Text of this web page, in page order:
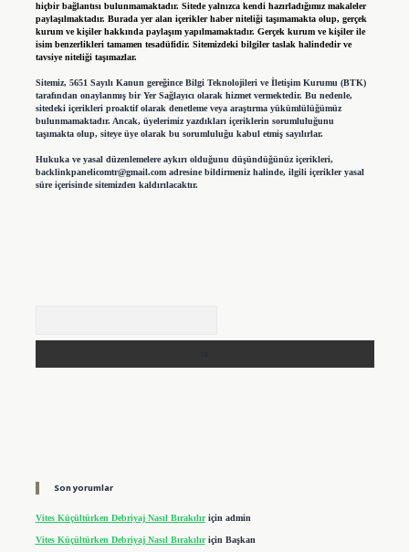
hiçbir bağlantısı bulunmamaktadır. Sitede yalnızca kendi hazırladığımız makaleler
paylaşılmaktadır. Burada yer alan içerikler haber niteliği taşımamakta olup, gerçek
kurum ve kişiler hakkında paylaşım yapılmamaktadır. Gerçek kurum ve kişiler ile
isim benzerlikleri tamamen tesadüfidir. Sitemizdeki bilgiler taslak halindedir ve
tavsiye niteliği taşımazlar.
Sitemiz, 5651 Sayılı Kanun gereğince Bilgi Teknolojileri ve İletişim Kurumu (BTK)
tarafından onaylanmış bir Yer Sağlayıcı olarak hizmet vermektedir. Bu nedenle,
sitedeki içerikleri proaktif olarak denetleme veya araştırma yükümlülüğümüz
bulunmamaktadır. Ancak, üyelerimiz yazdıkları içeriklerin sorumluluğunu
taşımakta olup, siteye üye olarak bu sorumluluğu kabul etmiş sayılırlar.
Hukuka ve yasal düzenlemelere aykırı olduğunu düşündüğünüz içerikleri,
backlinkpanelicomtr@gmail.comadresine bildirmeniz halinde, ilgili içerikler yasal
süre içerisinde sitemizden kaldırılacaktır.
Son yorumlar
Vites Küçültürken Debriyaj Nasıl Bırakılıriçin admin
Vites Küçültürken Debriyaj Nasıl Bırakılıriçin Başkan